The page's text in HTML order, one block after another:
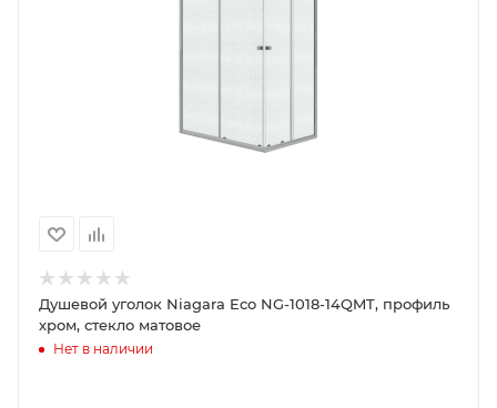
Душевой уголок Niagara Eco NG-1018-14QMT, профиль
хром, стекло матовое
Нет в наличии